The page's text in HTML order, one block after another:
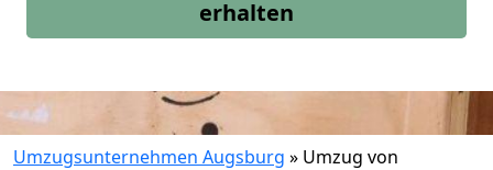
erhalten
Umzugsunternehmen Augsburg » Umzug von